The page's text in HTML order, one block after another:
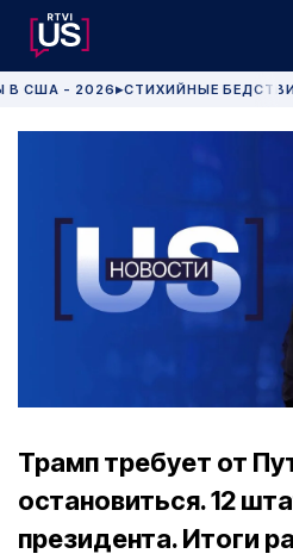
В США - 2026 ▶СТИХИЙНЫЕ
Трамп требует от
остановиться. 12
президента. Итоги